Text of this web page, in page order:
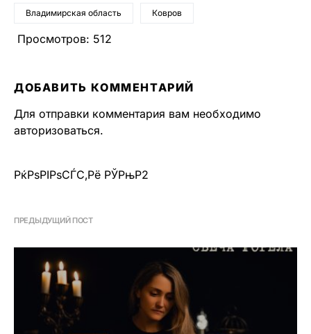
Владимирская область Ковров
Просмотров: 512
ДОБАВИТЬ КОММЕНТАРИЙ
Для отправки комментария вам необходимо
авторизоваться.
РќРѕРІРѕСЃС‚Рё РЎРњР2
ПРЕДЫДУЩИЙ ПОСТ